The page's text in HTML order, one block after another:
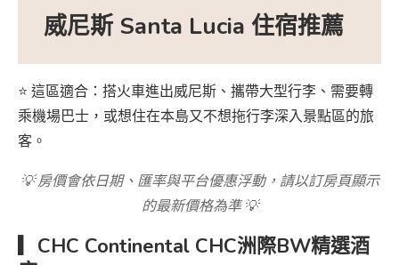
威尼斯 Santa Lucia 住宿推薦
⭐ 這區適合：搭火車進出威尼斯、攜帶大型行李、需要轉
乘機場巴士，或想住在本島又不想拖行李深入景點區的旅
客。
💡 房價會依日期、匯率與平台優惠浮動，請以訂房頁顯示
的最新價格為準 💡
▎CHC Continental CHC洲際BW精選酒